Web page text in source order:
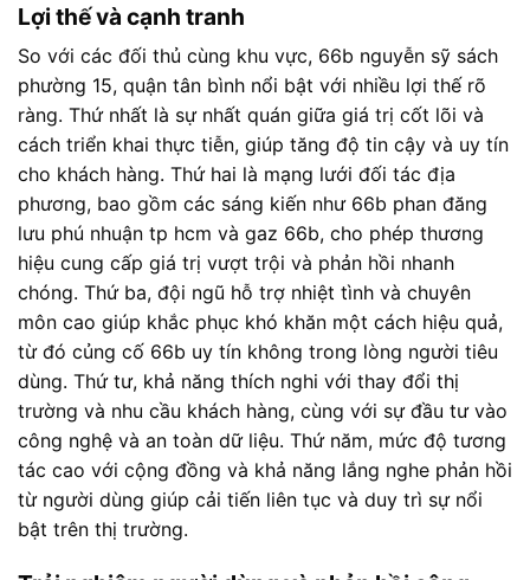
Lợi thế và cạnh tranh
So với các đối thủ cùng khu vực, 66b nguyễn sỹ sách
phường 15, quận tân bình nổi bật với nhiều lợi thế rõ
ràng. Thứ nhất là sự nhất quán giữa giá trị cốt lõi và
cách triển khai thực tiễn, giúp tăng độ tin cậy và uy tín
cho khách hàng. Thứ hai là mạng lưới đối tác địa
phương, bao gồm các sáng kiến như 66b phan đăng
lưu phú nhuận tp hcm và gaz 66b, cho phép thương
hiệu cung cấp giá trị vượt trội và phản hồi nhanh
chóng. Thứ ba, đội ngũ hỗ trợ nhiệt tình và chuyên
môn cao giúp khắc phục khó khăn một cách hiệu quả,
từ đó củng cố 66b uy tín không trong lòng người tiêu
dùng. Thứ tư, khả năng thích nghi với thay đổi thị
trường và nhu cầu khách hàng, cùng với sự đầu tư vào
công nghệ và an toàn dữ liệu. Thứ năm, mức độ tương
tác cao với cộng đồng và khả năng lắng nghe phản hồi
từ người dùng giúp cải tiến liên tục và duy trì sự nổi
bật trên thị trường.